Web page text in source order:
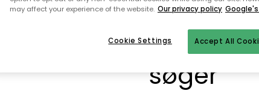
Vi fandt desværre
søger
may affect your experience of the website. Our privacy policy
Accept All
Cookie Settings